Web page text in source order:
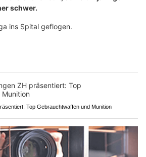
schwer.
ins Spital geflogen.
Top Gebrauchtwaffen und Munition